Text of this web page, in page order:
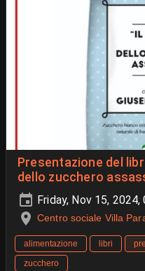
Presentazione del
dello zucchero
Friday, Nov 15,
Centro sociale Villa
alimentazione libri
zucchero